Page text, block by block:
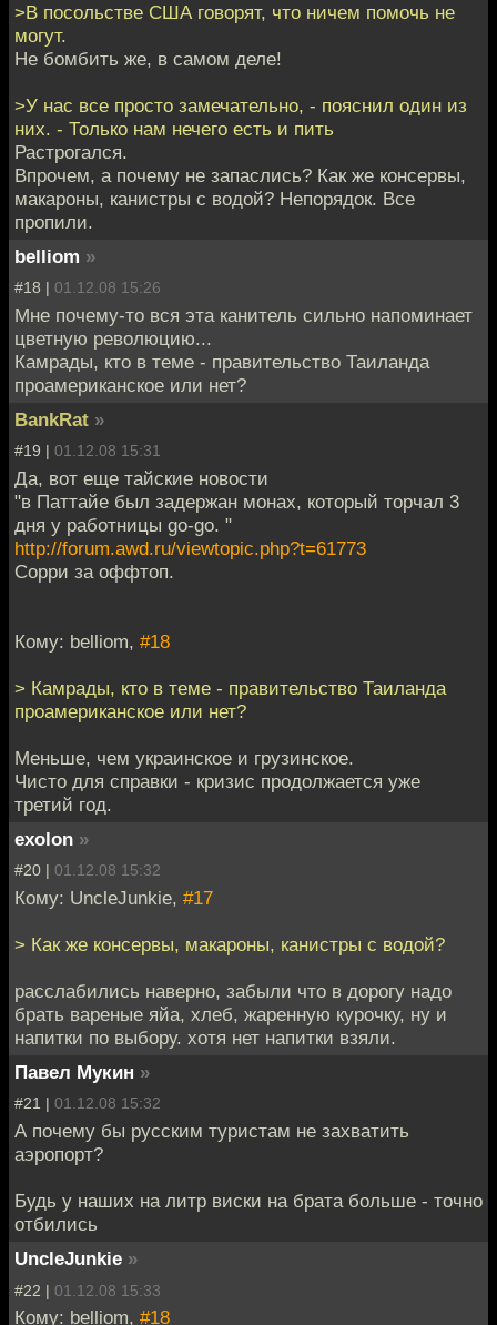
>В посольстве США говорят, что ничем помочь не
могут.
Не бомбить же, в самом деле!
>У нас все просто замечательно, - пояснил один из
них. - Только нам нечего есть и пить
Растрогался.
Впрочем, а почему не запаслись? Как же консервы,
макароны, канистры с водой? Непорядок. Все
пропили.
belliom »
#18 | 01.12.08 15:26
Мне почему-то вся эта канитель сильно напоминает
цветную революцию...
Камрады, кто в теме - правительство Таиланда
проамериканское или нет?
BankRat »
#19 | 01.12.08 15:31
Да, вот еще тайские новости
"в Паттайе был задержан монах, который торчал 3
дня у работницы go-go. "
http://forum.awd.ru/viewtopic.php?t=61773
Сорри за оффтоп.
Кому: belliom, #18
> Камрады, кто в теме - правительство Таиланда
проамериканское или нет?
Меньше, чем украинское и грузинское.
Чисто для справки - кризис продолжается уже
третий год.
exolon »
#20 | 01.12.08 15:32
Кому: UncleJunkie, #17
> Как же консервы, макароны, канистры с водой?
расслабились наверно, забыли что в дорогу надо
брать вареные яйа, хлеб, жаренную курочку, ну и
напитки по выбору. хотя нет напитки взяли.
Павел Мукин »
#21 | 01.12.08 15:32
А почему бы русским туристам не захватить
аэропорт?
Будь у наших на литр виски на брата больше - точно
отбились
UncleJunkie »
#22 | 01.12.08 15:33
Кому: belliom, #18